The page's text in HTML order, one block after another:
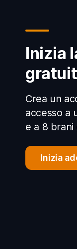
Inizia
Crea un
accesso a
e a 8 brani
Inizia